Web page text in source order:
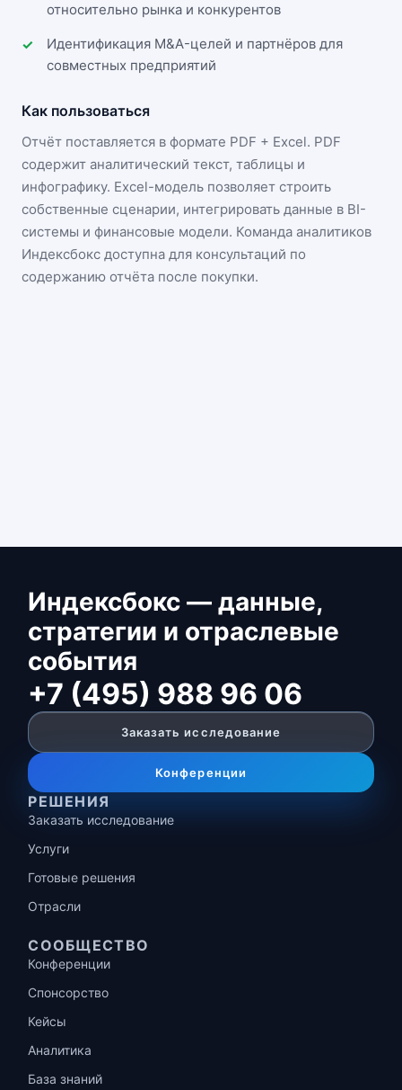
относительно рынка и конкурентов
Идентификация M&A-целей и партнёров для
совместных предприятий
Как пользоваться
Отчёт поставляется в формате PDF + Excel. PDF
содержит аналитический текст, таблицы и
инфографику. Excel-модель позволяет строить
собственные сценарии, интегрировать данные в BI-
системы и финансовые модели. Команда аналитиков
Индексбокс доступна для консультаций по
содержанию отчёта после покупки.
Индексбокс — данные,
стратегии и отраслевые
события
+7 (495) 988 96 06
Заказать исследование
Конференции
РЕШЕНИЯ
Заказать исследование
Услуги
Готовые решения
Отрасли
СООБЩЕСТВО
Конференции
Спонсорство
Кейсы
Аналитика
База знаний